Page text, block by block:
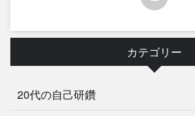
カテゴリー
20代の自己研鑽